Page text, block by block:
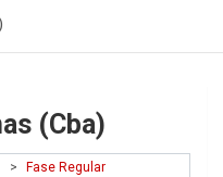
(Cba)
> Fase Regular